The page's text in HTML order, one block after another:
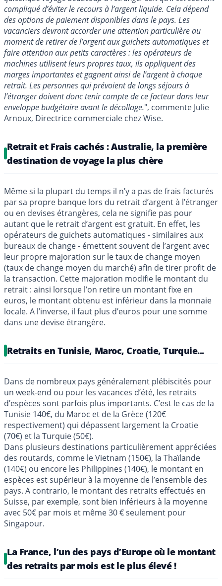
compliqué d’éviter le recours à l’argent liquide. Cela dépend
des options de paiement disponibles dans le pays. Les
vacanciers devront accorder une attention particulière au
moment de retirer de l’argent aux guichets automatiques et
faire attention aux petits caractères : les opérateurs de
machines utilisent leurs propres taux, ils appliquent des
marges importantes et gagnent ainsi de l’argent à chaque
retrait. Les personnes qui prévoient de longs séjours à
l’étranger doivent donc tenir compte de ce facteur dans leur
enveloppe budgétaire avant le décollage.", commente Julie
Arnoux, Directrice commerciale chez Wise.
Retrait et Frais cachés : Australie, la première
destination de voyage la plus chère
Même si la plupart du temps il n’y a pas de frais facturés
par sa propre banque lors du retrait d’argent à l’étranger
ou en devises étrangères, cela ne signifie pas pour
autant que le retrait d’argent est gratuit. En effet, les
opérateurs de guichets automatiques - similaires aux
bureaux de change - émettent souvent de l’argent avec
leur propre majoration sur le taux de change moyen
(taux de change moyen du marché) afin de tirer profit de
la transaction. Cette majoration modifie le montant du
retrait : ainsi lorsque l’on retire un montant fixe en
euros, le montant obtenu est inférieur dans la monnaie
locale. A l’inverse, il faut plus d’euros pour une somme
dans une devise étrangère.
Retraits en Tunisie, Maroc, Croatie, Turquie...
Dans de nombreux pays généralement plébiscités pour
un week-end ou pour les vacances d’été, les retraits
d’espèces sont parfois plus importants. C’est le cas de la
Tunisie 140€, du Maroc et de la Grèce (120€
respectivement) qui dépassent largement la Croatie
(70€) et la Turquie (50€).
Dans plusieurs destinations particulièrement appréciées
des routards, comme le Vietnam (150€), la Thaïlande
(140€) ou encore les Philippines (140€), le montant en
espèces est supérieur à la moyenne de l’ensemble des
pays. A contrario, le montant des retraits effectués en
Suisse, par exemple, sont bien inférieurs à la moyenne
avec 50€ par mois et même 30 € seulement pour
Singapour.
La France, l’un des pays d’Europe où le montant
des retraits par mois est le plus élevé !